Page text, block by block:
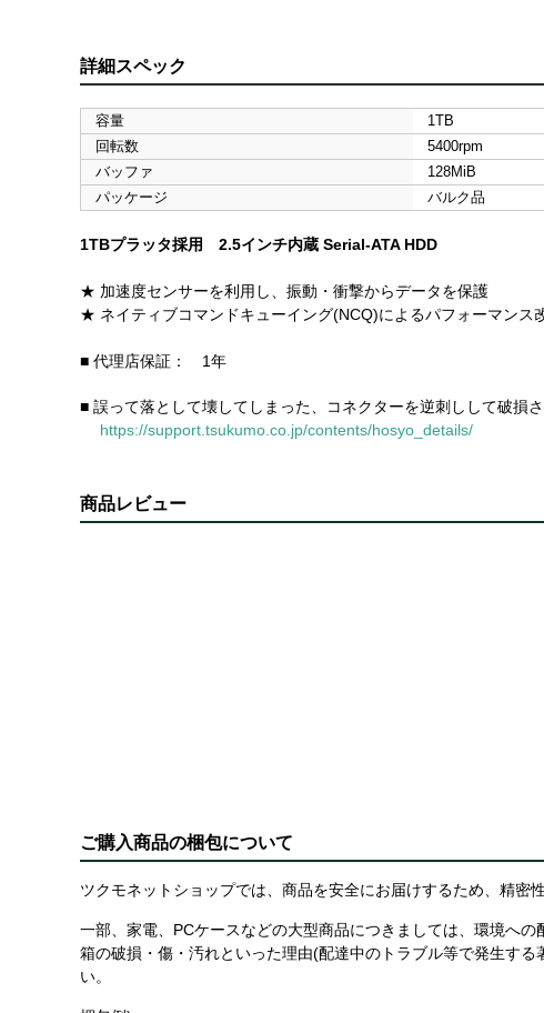
詳細スペック
容量 1TB
回転数
5400rpm
バッファ
128MiB
パッケージ
バルク品
1TBプラッタ採用 2.5インチ内蔵 Serial-ATA HDD
★ 加速度センサーを利用し、振動・衝撃からデータを保護
★ ネイティブコマンドキューイング(NCQ)によるパフォーマンス
■ 代理店保証： 1年
■ 誤って落として壊してしまった、コネクターを逆刺しして破損
https://support.tsukumo.co.jp/contents/hosyo_details/
商品レビュー
ご購入商品の梱包について
ツクモネットショップでは、商品を安全にお届けするため、精密
一部、家電、PCケースなどの大型商品につきましては、環境へ
箱の破損・傷・汚れといった理由(配達中のトラブル等で発生す
い。